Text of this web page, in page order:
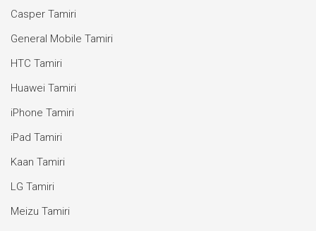
Casper Tamiri
General Mobile Tamiri
HTC Tamiri
Huawei Tamiri
iPhone Tamiri
iPad Tamiri
Kaan Tamiri
LG Tamiri
Meizu Tamiri